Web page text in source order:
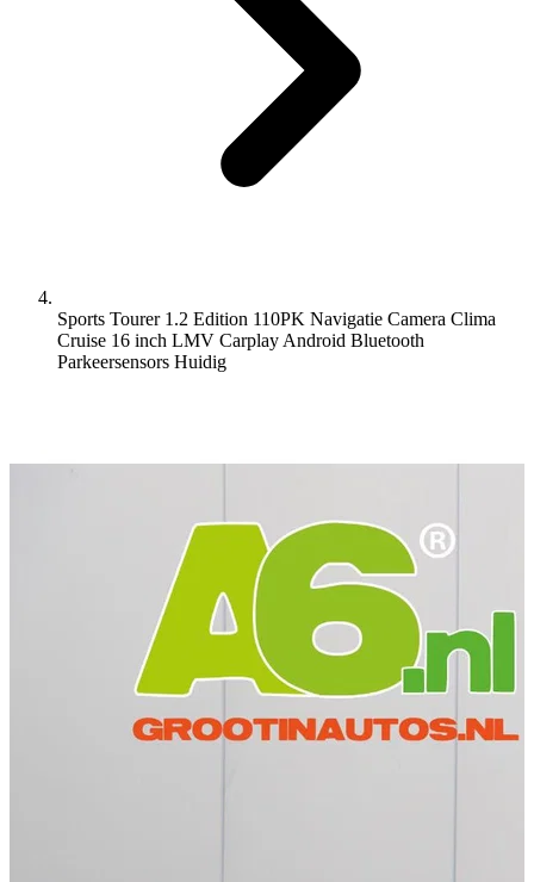
Sports Tourer 1.2 Edition 110PK Navigatie Camera Clima
Cruise 16 inch LMV Carplay Android Bluetooth
Parkeersensors Huidig